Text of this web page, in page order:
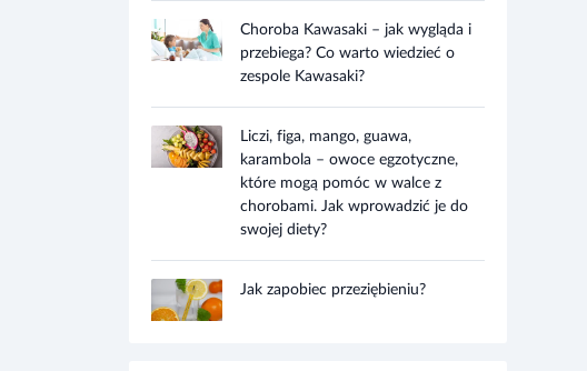
Choroba Kawasaki – jak wygląda i
przebiega? Co warto wiedzieć o
zespole Kawasaki?
Liczi, figa, mango, guawa,
karambola – owoce egzotyczne,
które mogą pomóc w walce z
chorobami. Jak wprowadzić je do
swojej diety?
Jak zapobiec przeziębieniu?